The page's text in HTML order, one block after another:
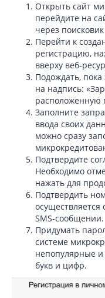
Открыть сайт
перейдите на
через
Перейти к
регистрацию,
вверху веб-
Подождать,
на надпись:
расположенную
Заполните
ввода своих
можно сразу
Подтвердите
Необходимо
нажать для
Подтвердить
SMS-сообщении.
Придумать
системе
непопулярные и
букв и цифр.